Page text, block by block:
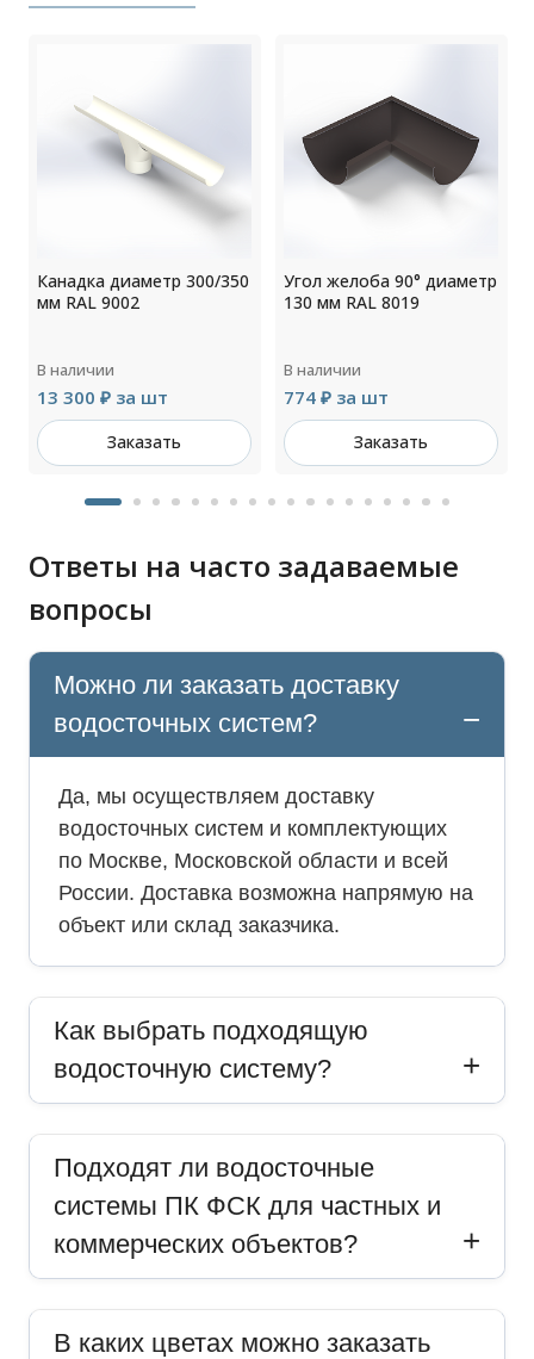
Канадка диаметр 300/350
мм RAL 9002
В наличии
13 300 ₽ за шт
Заказать
Угол желоба 90° диаметр
130 мм RAL 8019
В наличии
774 ₽ за шт
Заказать
Ответы на часто задаваемые
вопросы
Можно ли заказать доставку
водосточных систем?
Да, мы осуществляем доставку
водосточных систем и комплектующих
по Москве, Московской области и всей
России. Доставка возможна напрямую на
объект или склад заказчика.
Как выбрать подходящую
водосточную систему?
Подходят ли водосточные
системы ПК ФСК для частных и
коммерческих объектов?
В каких цветах можно заказать